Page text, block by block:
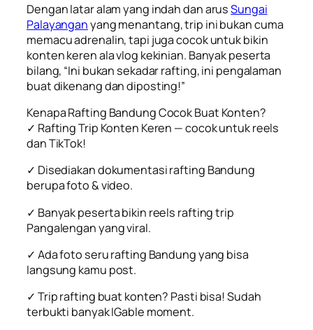
Dengan latar alam yang indah dan arusSungai
Palayanganyang menantang, trip ini bukan cuma
memacu adrenalin, tapi juga cocok untuk bikin
konten keren ala vlog kekinian. Banyak peserta
bilang, “Ini bukan sekadar rafting, ini pengalaman
buat dikenang dan diposting!”
Kenapa Rafting Bandung Cocok Buat Konten?
✓ Rafting Trip Konten Keren — cocok untuk reels
dan TikTok!
✓ Disediakan dokumentasi rafting Bandung
berupa foto & video.
✓ Banyak peserta bikin reels rafting trip
Pangalengan yang viral.
✓ Ada foto seru rafting Bandung yang bisa
langsung kamu post.
✓ Trip rafting buat konten? Pasti bisa! Sudah
terbukti banyak IGable moment.